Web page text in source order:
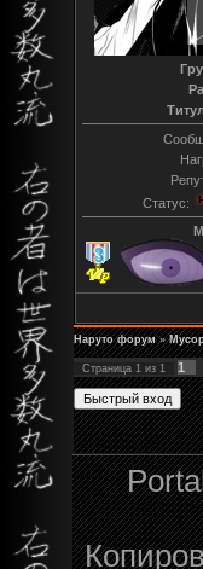
Статус:
Наруто форум »
Страница 1 из 1 1